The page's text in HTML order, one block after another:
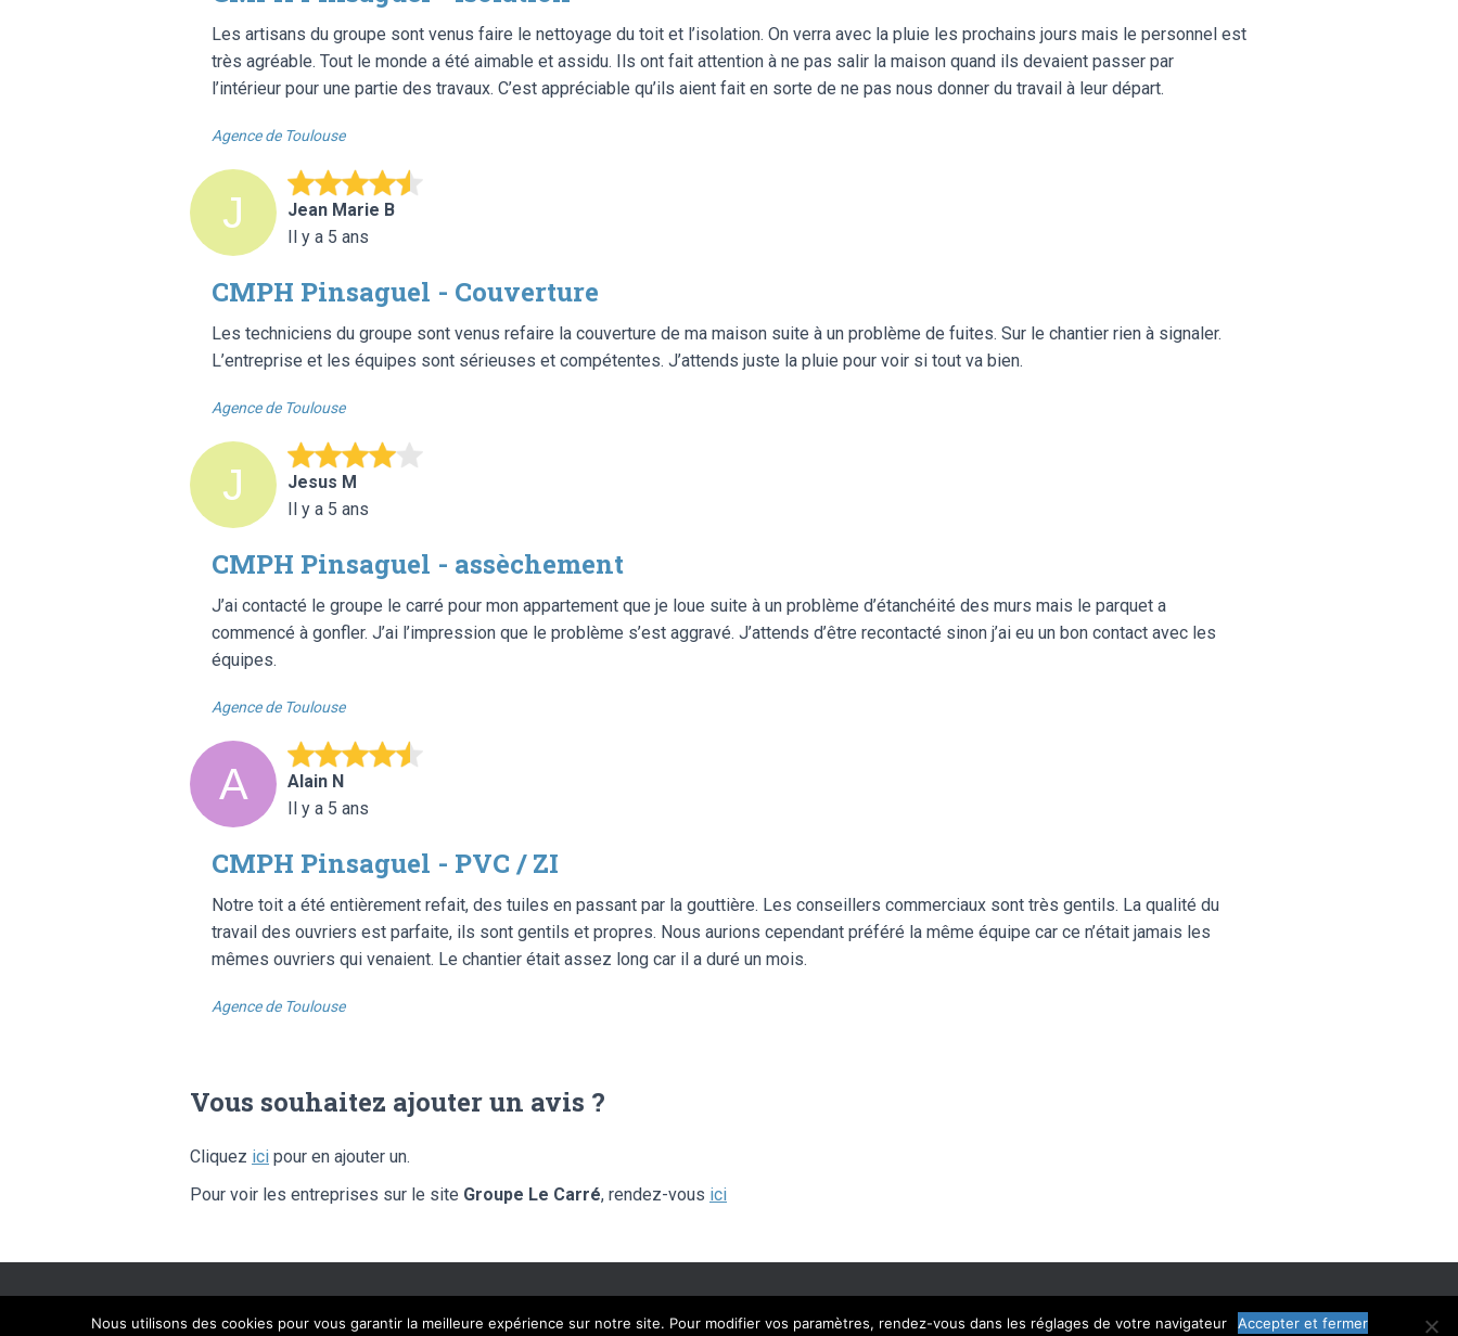
Les artisans du groupe sont venus faire le nettoyage du toit et l’isolation. On verra avec la pluie les prochains jours mais le personnel est
très agréable. Tout le monde a été aimable et assidu. Ils ont fait attention à ne pas salir la maison quand ils devaient passer par
l’intérieur pour une partie des travaux. C’est appréciable qu’ils aient fait en sorte de ne pas nous donner du travail à leur départ.
Agence de Toulouse
Jean Marie B
Il y a 5 ans
CMPH Pinsaguel - Couverture
Les techniciens du groupe sont venus refaire la couverture de ma maison suite à un problème de fuites. Sur le chantier rien à signaler.
L’entreprise et les équipes sont sérieuses et compétentes. J’attends juste la pluie pour voir si tout va bien.
Agence de Toulouse
Jesus M
Il y a 5 ans
CMPH Pinsaguel - assèchement
J’ai contacté le groupe le carré pour mon appartement que je loue suite à un problème d’étanchéité des murs mais le parquet a
commencé à gonfler. J’ai l’impression que le problème s’est aggravé. J’attends d’être recontacté sinon j’ai eu un bon contact avec les
équipes.
Agence de Toulouse
Alain N
Il y a 5 ans
CMPH Pinsaguel - PVC / ZI
Notre toit a été entièrement refait, des tuiles en passant par la gouttière. Les conseillers commerciaux sont très gentils. La qualité du
travail des ouvriers est parfaite, ils sont gentils et propres. Nous aurions cependant préféré la même équipe car ce n’était jamais les
mêmes ouvriers qui venaient. Le chantier était assez long car il a duré un mois.
Agence de Toulouse
Vous souhaitez ajouter un avis ?
Cliquez ici pour en ajouter un.
Pour voir les entreprises sur le site Groupe Le Carré, rendez-vous ici
SITE ÉDITÉ PAR FLIPPAD DIGITAL SOLUTIONS – © LIBRE AVIS 2020 – TOUS DROITS RÉSERVÉS MENTIONS LÉGALES CGU CHARTE
Nous utilisons des cookies pour vous garantir la meilleure expérience sur notre site. Pour modifier vos paramètres, rendez-vous dans les réglages de votre navigateur Accepter et fermer